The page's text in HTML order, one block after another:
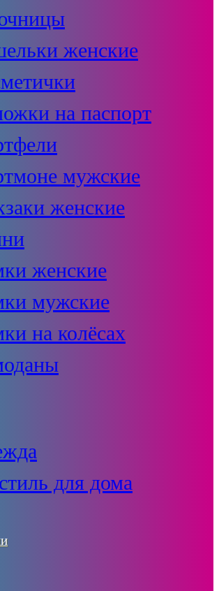
женские
на паспорт
мужские
женские
женские
мужские
на колёсах
для дома